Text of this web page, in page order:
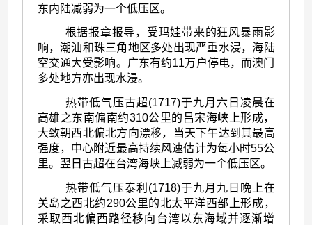
东内陆减弱为一个低压区。
根据报章报导，受玛娃带来的狂风暴雨影
响，潮汕和珠三角地区多处出现严重水浸，海陆
空交通大受影响。广东有约11万户停电，而澳门
多处地方亦出现水浸。
热带低气压古超(1717)于九月六日凌晨在
高雄之东南偏南约310公里的吕宋海峡上形成，
大致朝西北偏北方向漂移，当天下午达到其最高
强度，中心附近最高持续风速估计为每小时55公
里。翌日古超在台湾海峡上减弱为一个低压区。
热带低气压泰利(1718)于九月九日晩上在
关岛之西北约290公里的北太平洋西部上形成，
采取西北偏西路径移向台湾以东海域并逐渐增